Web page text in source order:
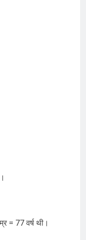
= 77 वर्ष थी।